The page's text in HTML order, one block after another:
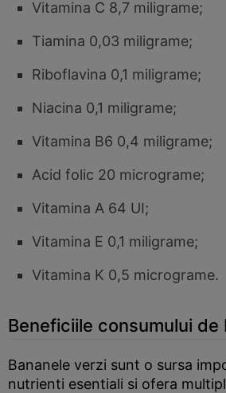
Vitamina C 8,7 miligrame;
Tiamina 0,03 miligrame;
Riboflavina 0,1 miligrame;
Niacina 0,1 miligrame;
Vitamina B6 0,4 miligrame;
Acid folic 20 micrograme;
Vitamina A 64 UI;
Vitamina E 0,1 miligrame;
Vitamina K 0,5 micrograme.
Beneficiile consumului de
Bananele verzi sunt o sursa
nutrienti esentiali si ofera